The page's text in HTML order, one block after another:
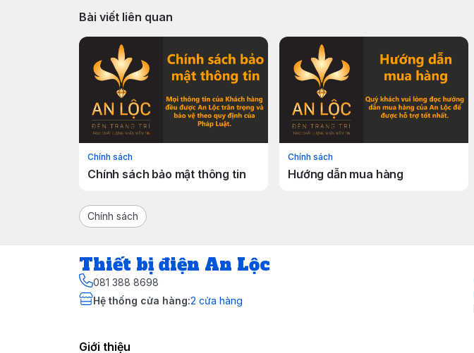
Bài viết liên quan
Chính sách
Chính sách bảo mật thông tin
Chính sách
Hướng dẫn mua hàng
Chính sách
Thiết bị điện An Lộc
081 388 8698
Hệ thống cửa hàng:2 cửa hàng
Giới thiệu